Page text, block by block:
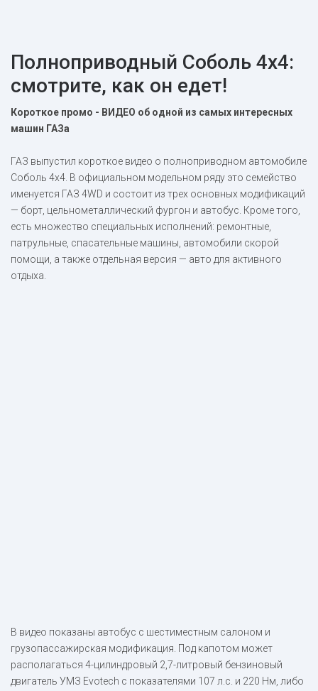
Полноприводный Соболь 4х4:
смотрите, как он едет!
Короткое промо - ВИДЕО об одной из самых интересных
машин ГАЗа
ГАЗ выпустил короткое видео о полноприводном автомобиле
Соболь 4х4. В официальном модельном ряду это семейство
именуется ГАЗ 4WD и состоит из трех основных модификаций
— борт, цельнометаллический фургон и автобус. Кроме того,
есть множество специальных исполнений: ремонтные,
патрульные, спасательные машины, автомобили скорой
помощи, а также отдельная версия — авто для активного
отдыха.
В видео показаны автобус с шестиместным салоном и
грузопассажирская модификация. Под капотом может
располагаться 4-цилиндровый 2,7-литровый бензиновый
двигатель УМЗ Evotech с показателями 107 л.с. и 220 Нм, либо